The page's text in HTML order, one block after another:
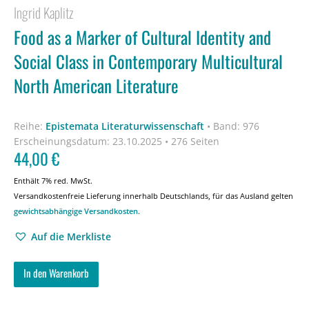
Ingrid Kaplitz
Food as a Marker of Cultural Identity and
Social Class in Contemporary Multicultural
North American Literature
Reihe: Epistemata Literaturwissenschaft • Band: 976
Erscheinungsdatum: 23.10.2025 • 276 Seiten
44,00€
Enthält 7% red. MwSt.
Versandkostenfreie Lieferung innerhalb Deutschlands, für das Ausland gelten
gewichtsabhängige Versandkosten.
Auf die Merkliste
In den Warenkorb